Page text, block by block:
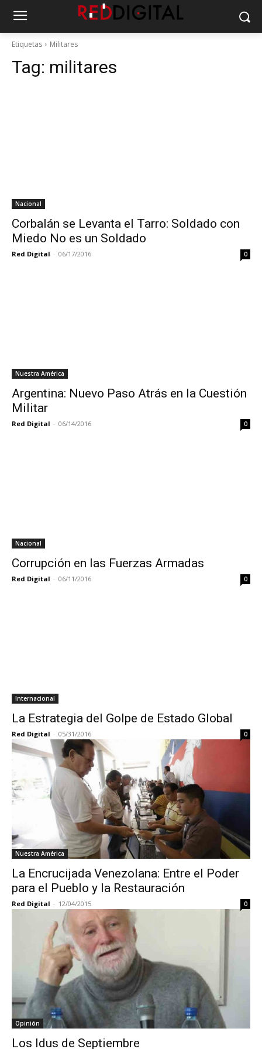
Etiquetas Militares
Tag: militares
Nacional
Corbalán se Levanta el Tarro: Soldado con
Miedo No es un Soldado
Red Digital - 06/17/2016 0
Nuestra América
Argentina: Nuevo Paso Atrás en la Cuestión
Militar
Red Digital - 06/14/2016 0
Nacional
Corrupción en las Fuerzas Armadas
Red Digital - 06/11/2016 0
Internacional
La Estrategia del Golpe de Estado Global
Red Digital - 05/31/2016 0
Nuestra América
La Encrucijada Venezolana: Entre el Poder
para el Pueblo y la Restauración
Red Digital - 12/04/2015 0
Opinión
Los Idus de Septiembre